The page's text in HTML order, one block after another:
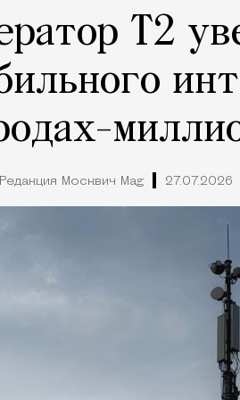
Т2
Редакция Москвич Mag 27.07.2026